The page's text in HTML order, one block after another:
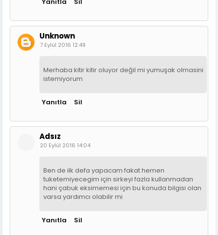
Unknown
7 Eylül 2016 12:49
Merhaba kitir kitir oluyor değil mi yumuşak olmasini
istemiyorum
Yanıtla Sil
Adsız
20 Eylül 2016 14:04
Ben de ilk defa yapacam fakat hemen
tuketemiyecegim için sirkeyi fazla kullanmadan
hani çabuk eksimemesi için bu konuda bilgisi olan
varsa yardımcı olabilir mi
Yanıtla Sil